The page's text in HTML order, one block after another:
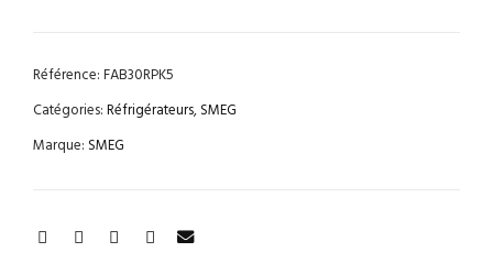
Référence:FAB30RPK5
Catégories:Réfrigérateurs,SMEG
Marque: SMEG